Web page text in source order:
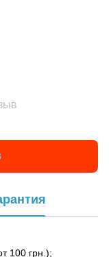
100 грн.);